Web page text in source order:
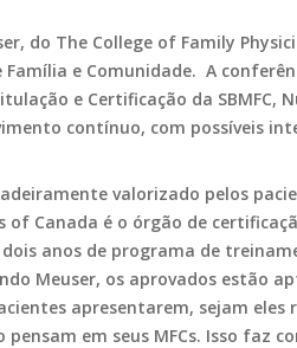
do The College of Family
Família e Comunidade. A
e Certificação da SBMFC,
contínuo, com possíveis
valorizado pelos
of Canada é o órgão de
dois anos de programa de
Meuser, os aprovados estão
apresentarem, sejam
em seus MFCs. Isso faz